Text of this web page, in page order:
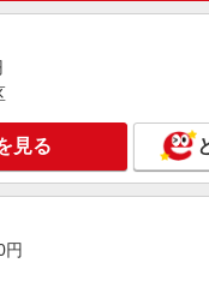
時給1350円〜2062円
H-2066661
会津若松市◆サ高住ス
週3〜×残業なし
時給1350円〜2062円
見る
円